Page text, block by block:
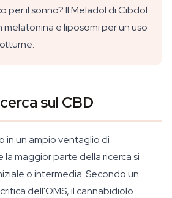
per il sonno? Il Meladol di Cibdol
melatonina e liposomi per un uso
sul CBD
in un ampio ventaglio di
la maggior parte della ricerca si
o intermedia. Secondo un
dell'OMS, il cannabidiolo